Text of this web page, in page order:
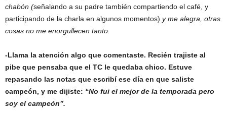
chabón (señalando a su padre también compartiendo el café, y
participando de la charla en algunos momentos) y me alegra, otras
cosas no me enorgullecen tanto.
-Llama la atención algo que comentaste. Recién trajiste al
pibe que pensaba que el TC le quedaba chico. Estuve
repasando las notas que escribí ese día en que saliste
campeón, y me dijiste: “No fui el mejor de la temporada pero
soy el campeón”.